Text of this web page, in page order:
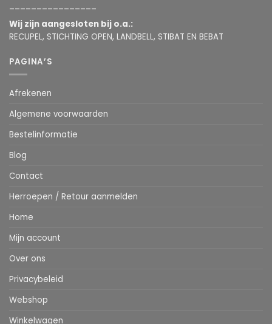
Wij zijn aangesloten bij o.a.:
RECUPEL, STICHTING OPEN, LANDBELL, STIBAT EN BEBAT
PAGINA’S
Afrekenen
Algemene voorwaarden
Bestelinformatie
Blog
Contact
Herroepen / Retour aanmelden
Home
Mijn account
Over ons
Privacybeleid
Webshop
Winkelwagen